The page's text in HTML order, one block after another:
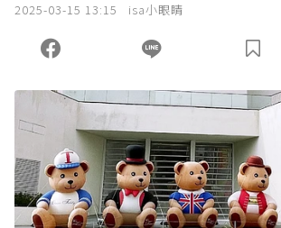
2025-03-15 13:15 isa小眼睛